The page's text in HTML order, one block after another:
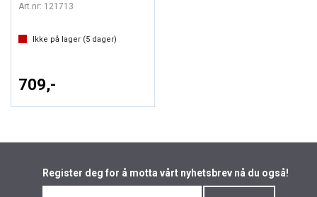
Art.nr: 121713
Ikke på lager (5 dager)
709,-
Register deg for å motta vårt nyhetsbrev nå du også!